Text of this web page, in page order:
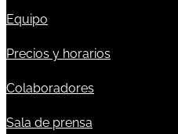
Equipo
Precios y horarios
Colaboradores
Sala de prensa